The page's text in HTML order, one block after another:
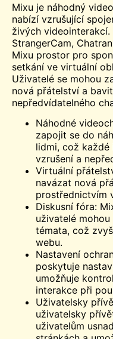
Mixu je náhodný
nabízí vzrušující
živých
StrangerCam,
Mixu prostor pro
setkání ve virtuální
Uživatelé se mohou
nová přátelství a
nepředvídatelného
Náhodné
zapojit se do
lidmi, což
vzrušení a
Virtuální
navázat nová
prostřednictvím
Diskusní fóra:
uživatelé
témata, což
webu.
Nastavení
poskytuje
umožňuje
interakce při
Uživatelsky
uživatelsky
uživatelům